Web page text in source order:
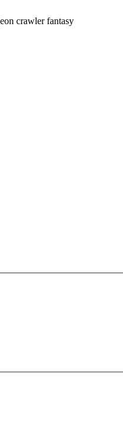
crawler fantasy